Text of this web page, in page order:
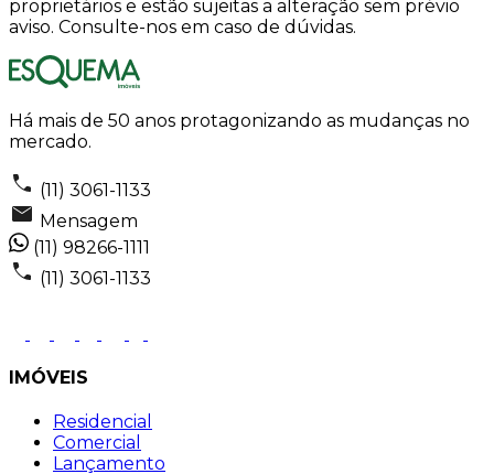
proprietários e estão sujeitas a alteração sem prévio
aviso. Consulte-nos em caso de dúvidas.
Há mais de 50 anos protagonizando as mudanças no
mercado.
(11) 3061-1133
Mensagem
(11) 98266-1111
(11) 3061-1133
IMÓVEIS
Residencial
Comercial
Lançamento